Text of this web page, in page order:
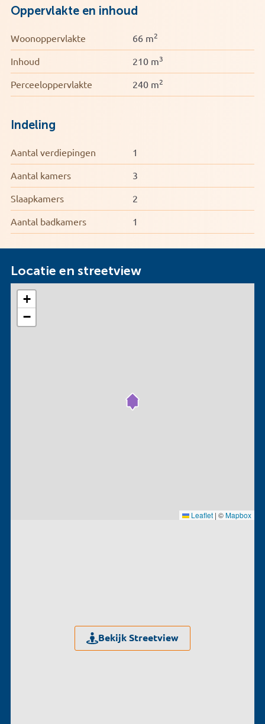
Oppervlakte en inhoud
Woonoppervlakte 66 m2
Inhoud 210 m3
Perceeloppervlakte 240 m2
Indeling
Aantal verdiepingen 1
Aantal kamers 3
Slaapkamers 2
Aantal badkamers 1
Locatie en streetview
+
−
Leaflet | ©Mapbox
Bekijk Streetview